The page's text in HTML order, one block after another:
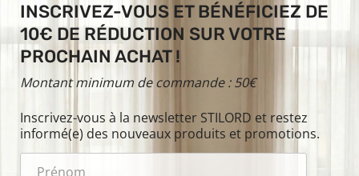
INSCRIVEZ-VOUS ET BÉNÉFICIEZ DE
10€ DE RÉDUCTION SUR VOTRE
PROCHAIN ACHAT !
Montant minimum de commande : 50€
Inscrivez-vous à la newsletter STILORD et restez
informé(e) des nouveaux produits et promotions.